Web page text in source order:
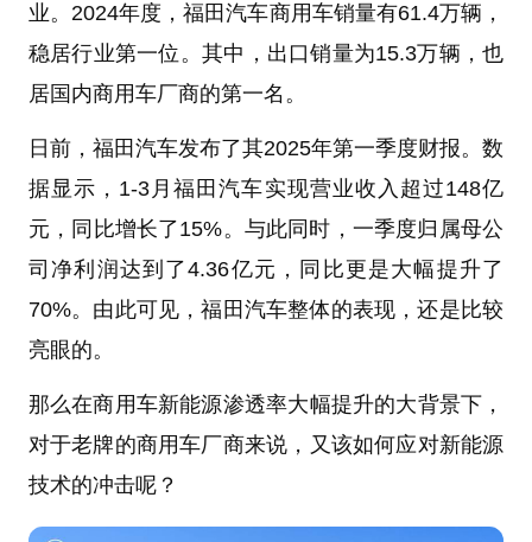
业。2024年度，福田汽车商用车销量有61.4万辆，
稳居行业第一位。其中，出口销量为15.3万辆，也
居国内商用车厂商的第一名。
日前，福田汽车发布了其2025年第一季度财报。数
据显示，1-3月福田汽车实现营业收入超过148亿
元，同比增长了15%。与此同时，一季度归属母公
司净利润达到了4.36亿元，同比更是大幅提升了
70%。由此可见，福田汽车整体的表现，还是比较
亮眼的。
那么在商用车新能源渗透率大幅提升的大背景下，
对于老牌的商用车厂商来说，又该如何应对新能源
技术的冲击呢？